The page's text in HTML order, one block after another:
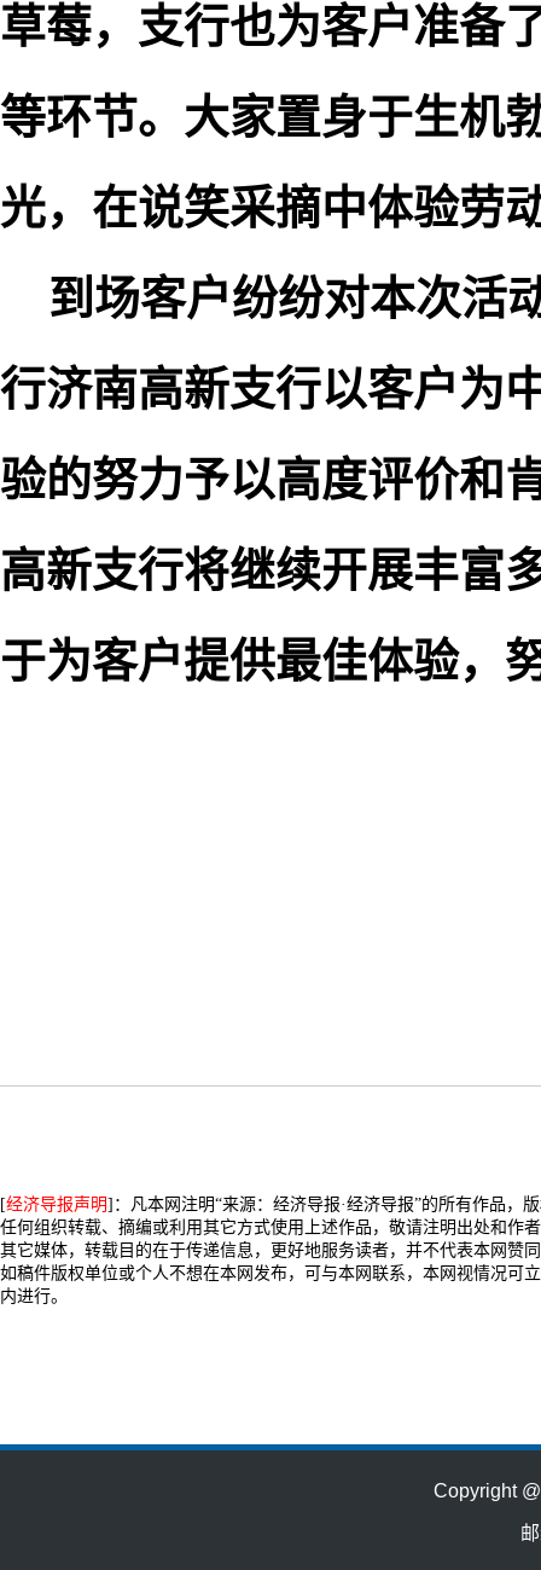
草莓，支行也为客户准备
等环节。大家置身于生机
光，在说笑采摘中体验劳
到场客户纷纷对本次活
行济南高新支行以客户为
验的努力予以高度评价和
高新支行将继续开展丰富
于为客户提供最佳体验，
[经济导报声明]：凡本网注明“来源：经济导报·经济导报”的所有作品，
任何组织转载、摘编或利用其它方式使用上述作品，敬请注明出处和作
其它媒体，转载目的在于传递信息，更好地服务读者，并不代表本网赞
如稿件版权单位或个人不想在本网发布，可与本网联系，本网视情况可
内进行。
Copyright